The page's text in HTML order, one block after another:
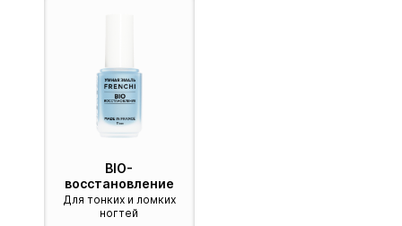
Функциональные средства
Мультисредства
Базовые покрытия
Жидкости для снятия лака
BIO-
восстановление
Для тонких и ломких
ногтей